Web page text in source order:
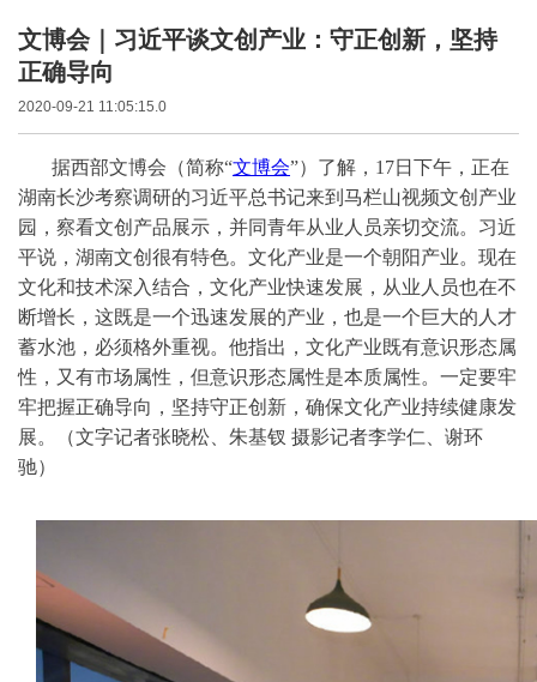
文博会｜习近平谈文创产业：守正创新，坚持
正确导向
2020-09-21 11:05:15.0
据西部文博会（简称“文博会”）了解， 17日下午，正在
湖南长沙考察调研的习近平总书记来到马栏山视频文创产业
园，察看文创产品展示，并同青年从业人员亲切交流。习近
平说，湖南文创很有特色。文化产业是一个朝阳产业。现在
文化和技术深入结合，文化产业快速发展，从业人员也在不
断增长，这既是一个迅速发展的产业，也是一个巨大的人才
蓄水池，必须格外重视。他指出，文化产业既有意识形态属
性，又有市场属性，但意识形态属性是本质属性。一定要牢
牢把握正确导向，坚持守正创新，确保文化产业持续健康发
展。（文字记者张晓松、朱基钗 摄影记者李学仁、谢环
驰）